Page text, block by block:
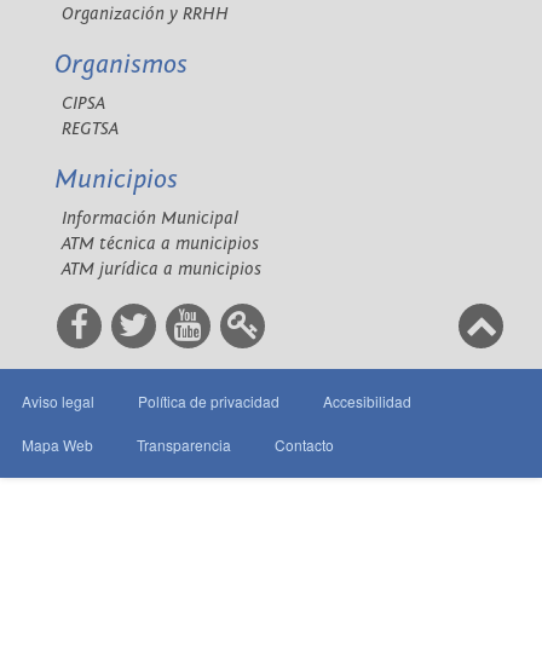
Organización y RRHH
Organismos
CIPSA
REGTSA
Municipios
Información Municipal
ATM técnica a municipios
ATM jurídica a municipios
Aviso legal Política de privacidad Accesibilidad
Mapa Web Transparencia Contacto